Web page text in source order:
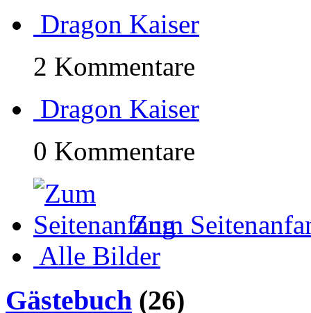
Dragon Kaiser
2 Kommentare
Dragon Kaiser
0 Kommentare
Zum
Alle Bilder
Gästebuch (26)